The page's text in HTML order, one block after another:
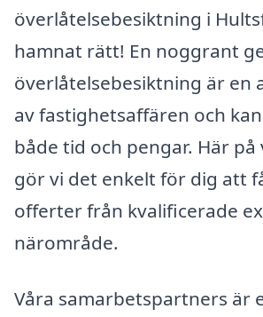
överlåtelsebesiktning i
hamnat rätt! En noggrant
överlåtelsebesiktning är en
av fastighetsaffären och
både tid och pengar. Här
gör vi det enkelt för dig att
offerter från kvalificerade
närområde.
Våra samarbetspartners är